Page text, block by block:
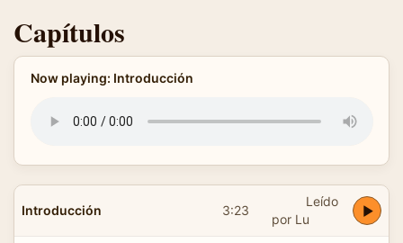
Capítulos
Now playing: Introducción
Introducción 3:23
Leído
por Lu